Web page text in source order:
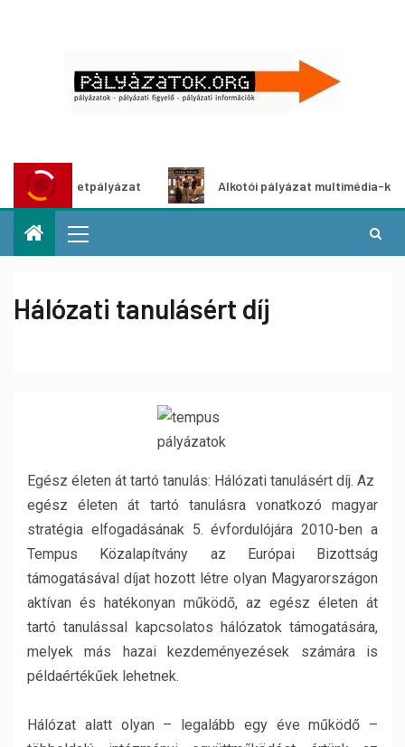
ötletpályázat Alkotói pályázat multimédia-kiállításhoz
Hálózati tanulásért díj
Egész életen át tartó tanulás: Hálózati tanulásért díj. Az
egész életen át tartó tanulásra vonatkozó magyar
stratégia elfogadásának 5. évfordulójára 2010-ben a
Tempus Közalapítvány az Európai Bizottság
támogatásával díjat hozott létre olyan Magyarországon
aktívan és hatékonyan működő, az egész életen át
tartó tanulással kapcsolatos hálózatok támogatására,
melyek más hazai kezdeményezések számára is
példaértékűek lehetnek.
Hálózat alatt olyan – legalább egy éve működő –